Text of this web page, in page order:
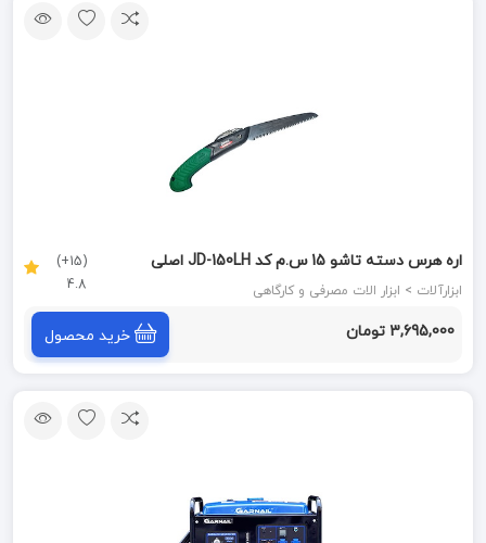
اره هرس دسته تاشو 15 س.م کد JD-150LH اصلی
سامورایی SAMURAI
ابزارآلات > ابزار الات مصرفی و کارگاهی
(15+)
4.8
3,695,000 تومان خرید محصول